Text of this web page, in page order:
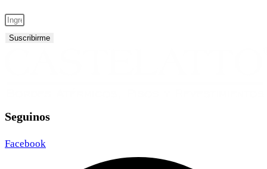
Suscribirme
Seguinos
Facebook